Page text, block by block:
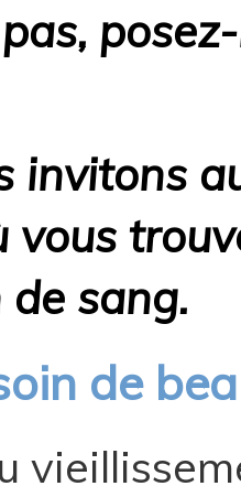
invitons
vous
sang.
de